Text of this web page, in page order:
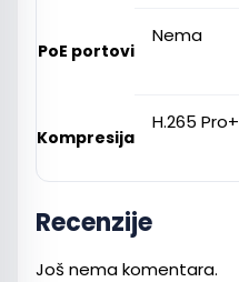
PoE portovi
Nema
Kompresija
H.265 Pro+
Recenzije
Još nema komentara.